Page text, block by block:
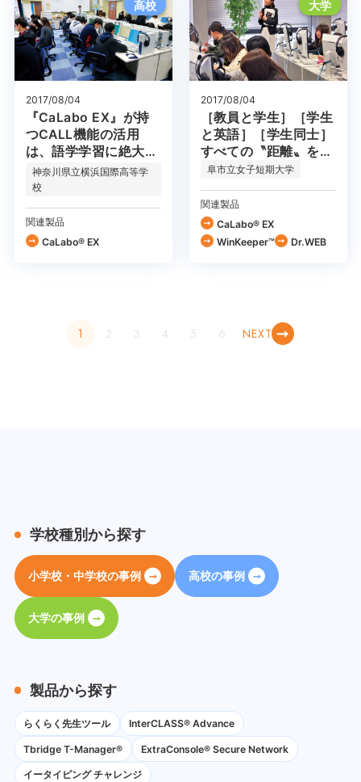
高校
2017/08/04
『CaLabo EX』が持
つCALL機能の活用
は、語学学習に絶大な
力を発揮！
神奈川県立横浜国際高等学
校
関連製品
CaLabo® EX
大学
2017/08/04
［教員と学生］［学生
と英語］［学生同士］
すべての〝距離〟を近
づける『CaLabo
阜市立女子短期大学
関連製品
CaLabo® EX
WinKeeper™
Dr.WEB
1 2 3 4 5 6 NEXT
学校種別から探す
小学校・中学校の事例 高校の事例
大学の事例
製品から探す
らくらく先生ツール InterCLASS® Advance
Tbridge T-Manager® ExtraConsole® Secure Network
イータイピング チャレンジ